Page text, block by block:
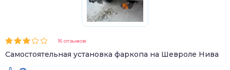
16 отзывов
Самостоятельная установка фаркопа на Шевроле Нива